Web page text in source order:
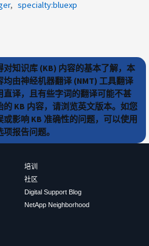
specialty:bluexp
对知识库 (KB) 内容的基本了解，本
均由神经机器翻译 (NMT) 工具翻译
直译，且有些字词的翻译可能不甚
的 KB 内容，请浏览英文版本。如您
影响 KB 准确性的问题，可以使用
报告问题。
培训
社区
Digital Support Blog
NetApp Neighborhood